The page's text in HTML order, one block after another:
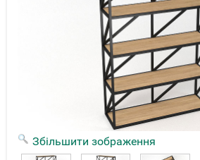
Збільшити зображення